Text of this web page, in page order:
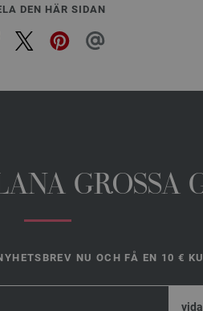
DEN HÄR SIDAN
GROSSA
NU OCH FÅ EN 10 €